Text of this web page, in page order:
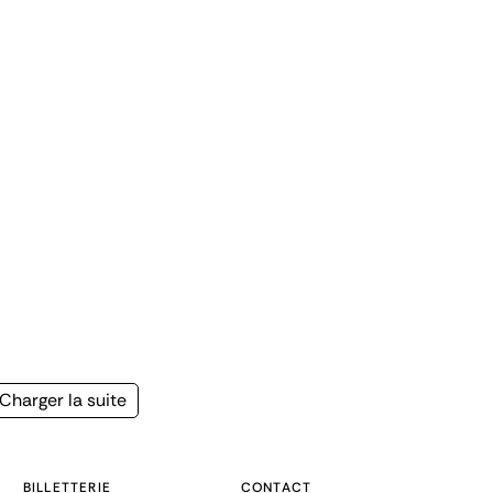
Page
Charger la suite
BILLETTERIE CONTACT